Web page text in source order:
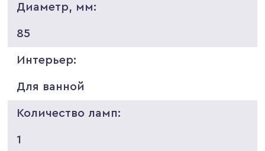
Диаметр, мм:
85
Интерьер:
Для ванной
Количество ламп:
1